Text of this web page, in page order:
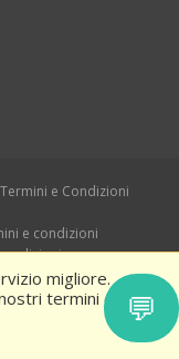
migliore.
termini e
e Condizioni
e condizioni
💬